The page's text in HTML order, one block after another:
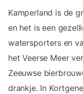
Kamperland is de
en het is een
watersporters en
het Veerse Meer
Zeeuwse
drankje. In